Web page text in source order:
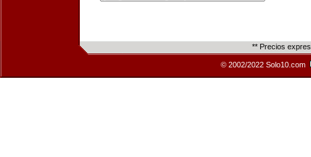
** Precios
© 2002/2022 Solo10.com